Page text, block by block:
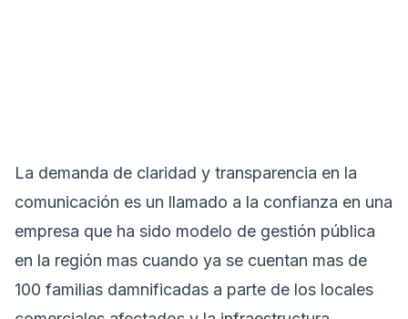
La demanda de claridad y transparencia en la
comunicación es un llamado a la confianza en una
empresa que ha sido modelo de gestión pública
en la región mas cuando ya se cuentan mas de
100 familias damnificadas a parte de los locales